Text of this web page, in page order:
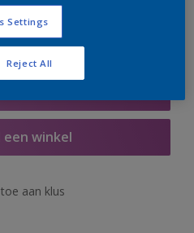
een winkel
aan klus
Settings
Reject All